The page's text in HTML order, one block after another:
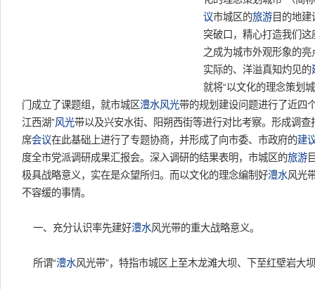
议市城区的旅游目的地建
突破口，精心打造我们这
之成为城市外观形象的
实际的、洋溢真知灼见的
就将“以文化的理念策划
门成立了课题组，就市城区澧水风光带的规划建设问题进行了近四
江西湖”风光带以及兴安水街、阳朔西街等进行对比考察。形成调
席会议在此基础上进行了专题协商，并形成了向市委、市政府的建
度全市党派调研成果汇报会。深入调研的结果表明，市城区的旅游
极具战略意义，实在是众望所归。而以文化的理念编制好澧水风光
不容缓的事情。
一、充分认识率先建好澧水风光带的重大战略意义。
所谓“澧水风光带”，特指市城区上至木龙滩大坝、下至红壁岩大